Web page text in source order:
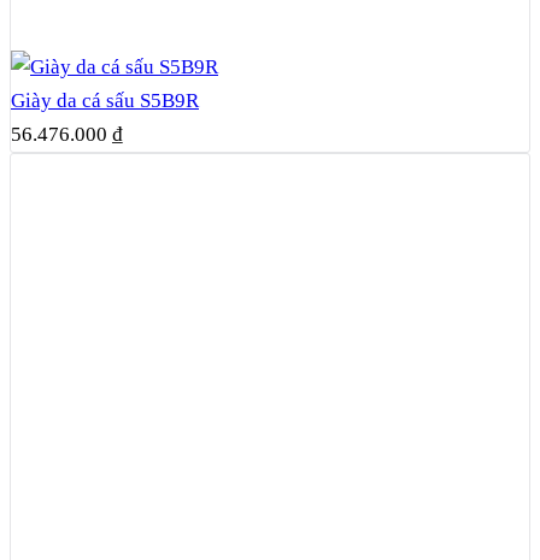
Giày da cá sấu S5B9R
56.476.000 ₫